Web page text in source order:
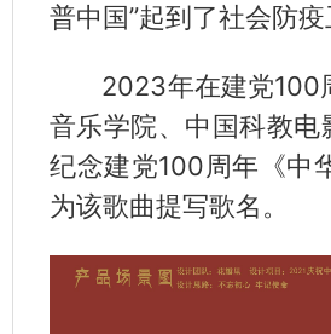
普中国”起到了社会防疫
2023年在建党100周
音乐学院、中国科教电
纪念建党100周年《中
为该歌曲提写歌名。